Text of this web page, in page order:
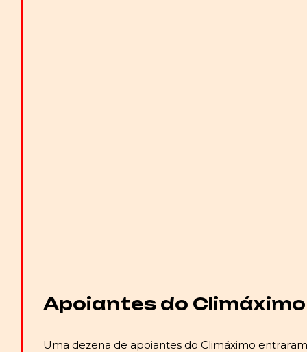
Apoiantes do
Uma dezena de apoiantes do Climáximo